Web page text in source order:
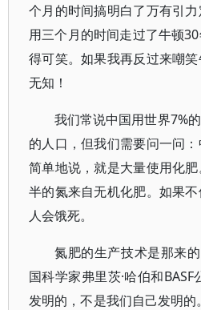
个月的时间搞明白了万有引
用三个月的时间走过了牛顿
得可笑。如果我再反过来嘲
无知！
我们常说中国用世界7%
的人口，但我们需要问一问
简单地说，就是大量使用化
半的氮来自无机化肥。如果
人会饿死。
氮肥的生产技术是那来
国科学家弗里茨·哈伯和
发明的，不是我们自己发明